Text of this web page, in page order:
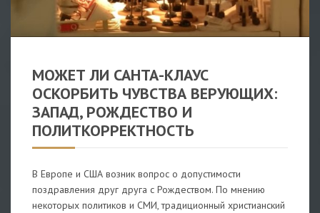
МОЖЕТ ЛИ САНТА-КЛАУС
ОСКОРБИТЬ ЧУВСТВА ВЕРУЮЩИХ:
ЗАПАД, РОЖДЕСТВО И
ПОЛИТКОРРЕКТНОСТЬ
В Европе и США возник вопрос о допустимости
поздравления друг друга с Рождеством. По мнению
некоторых политиков и СМИ, традиционный христианский